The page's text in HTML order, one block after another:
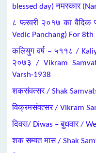
blessed day) नमस्कार
८ फरवरी २०१७ का वैदिक
Vedic Panchang) For
कलियुग वर्ष – ५११८ /
२०७३ / Vikram
Varsh-1938
शकसंवत्सर / Shak
विक्रमसंवत्सर / Vikram
दिवस/ Diwas – बुधवार /
शक सम्वत मास / Shak